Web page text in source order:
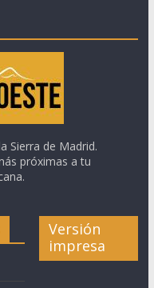
Sierra de Madrid.
próximas a tu
Versión
impresa